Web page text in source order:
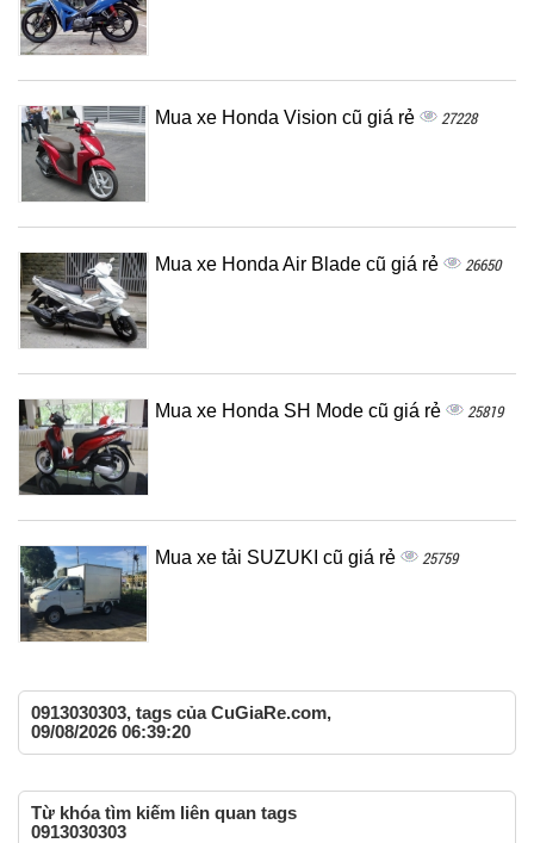
Mua xe Honda Vision cũ giá rẻ 27228
Mua xe Honda Air Blade cũ giá rẻ 26650
Mua xe Honda SH Mode cũ giá rẻ 25819
Mua xe tải SUZUKI cũ giá rẻ 25759
0913030303, tags của CuGiaRe.com,
09/08/2026 06:39:20
Từ khóa tìm kiếm liên quan tags
0913030303